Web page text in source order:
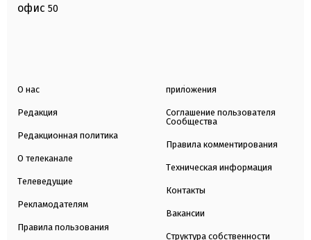
офис 50
О нас
Редакция
Редакционная политика
О телеканале
Телеведущие
Рекламодателям
Правила пользования
приложения
Соглашение пользователя
Сообщества
Правила комментирования
Техническая информация
Контакты
Вакансии
Структура собственности